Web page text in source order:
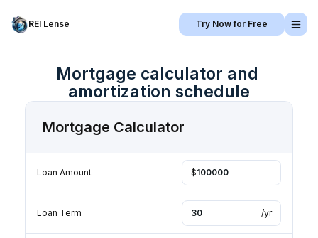
REI Lense Try Now for Free
Mortgage calculator and
amortization schedule
Mortgage Calculator
Loan Amount $
Loan Term /yr